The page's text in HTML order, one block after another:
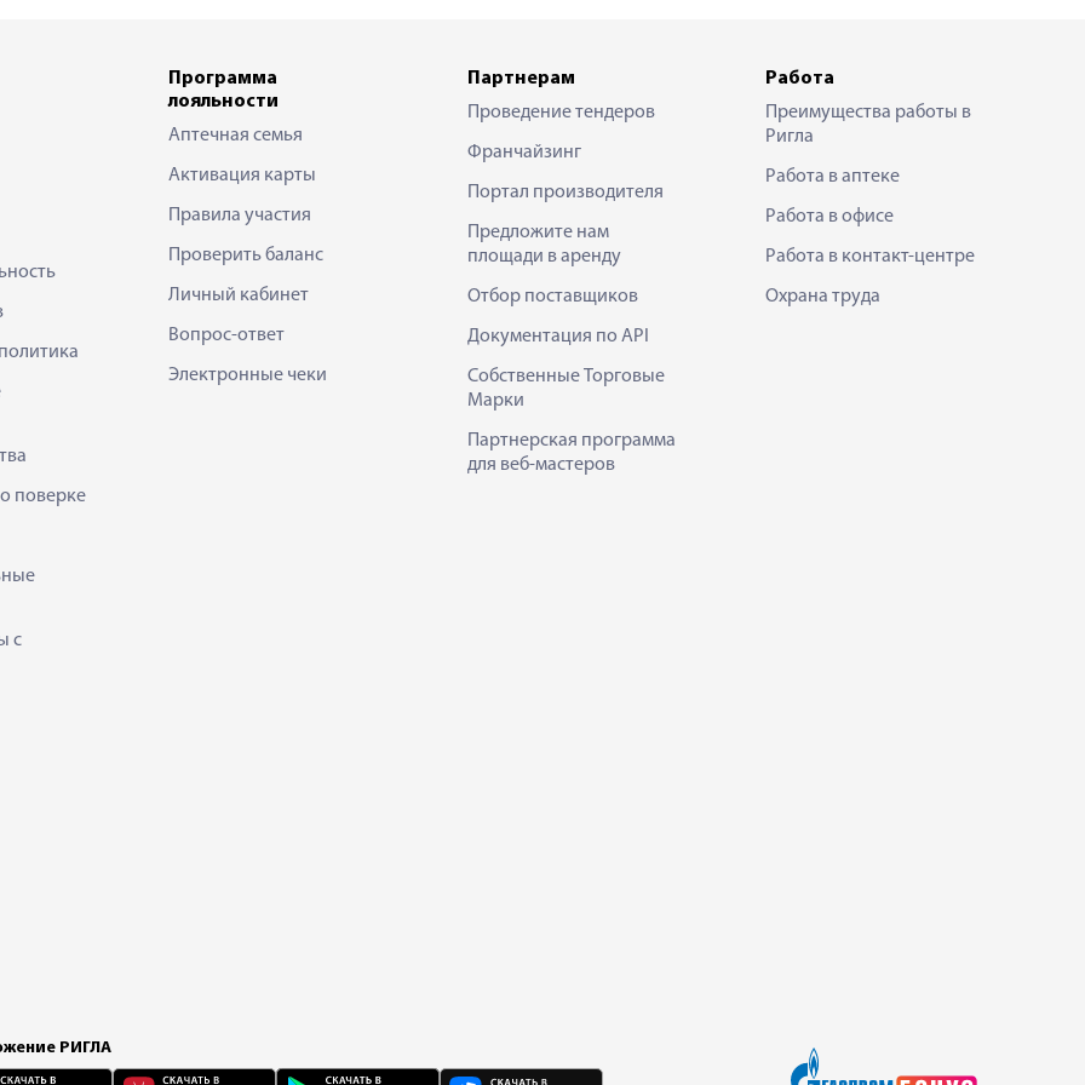
поверке
с
Программа
лояльности
Аптечная семья
Активация карты
Правила участия
Проверить баланс
Личный кабинет
Вопрос-ответ
Электронные чеки
Партнерам
Проведение тендеров
Франчайзинг
Портал производителя
Предложите нам
площади в аренду
Отбор поставщиков
Документация по API
Собственные Торговые
Марки
Партнерская программа
для веб-мастеров
Работа
Преимущества работы в
Ригла
Работа в аптеке
Работа в офисе
Работа в контакт-центре
Охрана труда
РИГЛА